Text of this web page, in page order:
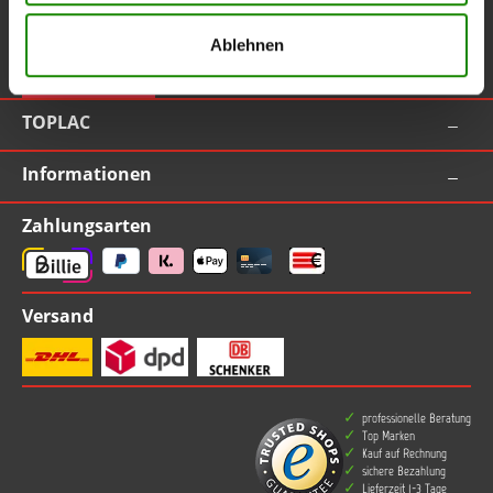
Ablehnen
Service-Hotline
Vertrag widerrufen
TOPLAC
Informationen
Zahlungsarten
Versand
professionelle Beratung
Top Marken
Kauf auf Rechnung
sichere Bezahlung
Lieferzeit 1-3 Tage